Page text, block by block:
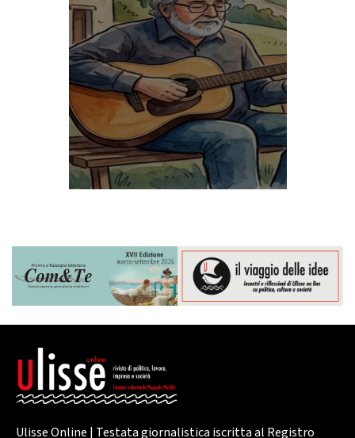
Ulisse Online | Testata giornalistica iscritta al Registro